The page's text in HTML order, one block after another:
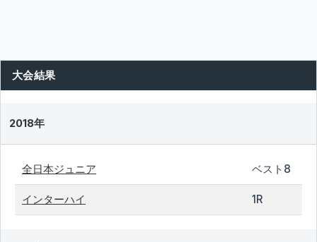
大会結果
2018年
全日本ジュニア ベスト8
インターハイ 1R